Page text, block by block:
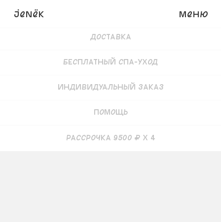
JENёK Меню
Доставка
Бесплатный СПА-уход
Индивидуальный заказ
Помощь
рассрочка 9500 ₽ x 4